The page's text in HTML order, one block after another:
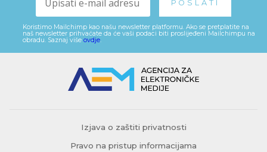
Koristimo Mailchimp kao našu newsletter platformu. Ako se pretplatite na
naš newsletter prihvaćate da će vaši podaci biti proslijeđeni Mailchimpu na
obradu. Saznaj više ovdje.
Izjava o zaštiti privatnosti
Pravo na pristup informacijama